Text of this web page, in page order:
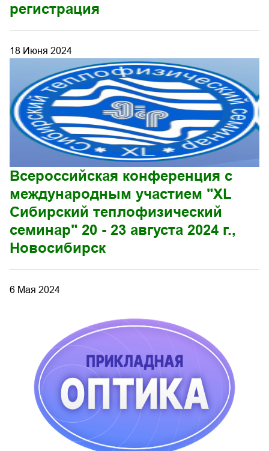
регистрация
18 Июня 2024
Всероссийская конференция с
международным участием "XL
Сибирский теплофизический
семинар" 20 - 23 августа 2024 г.,
Новосибирск
6 Мая 2024